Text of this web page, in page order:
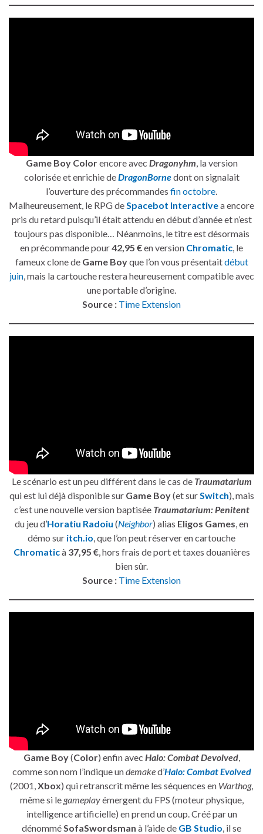
Game Boy Colorencore avec Dragonyhm , la version
colorisée et enrichie deDragonBornedont on signalait
l’ouverture des précommandes fin octobre
Malheureusement, le RPG de Spacebot Interactivea encore
pris du retard puisqu’il était attendu en début d’année et n’est
toujours pas disponible… Néanmoins, le titre est désormais
en précommande pour42,95 €en version Chromatic , le
fameux clone de Game Boyque l’on vous présentaitdébut
juin, mais la cartouche restera heureusement compatible avec
une portable d’origine.
Source : Time Extension
Le scénario est un peu différent dans le cas de Traumatarium
qui est lui déjà disponible sur Game Boy(et surSwitch), mais
c’est une nouvelle version baptisée Traumatarium: Penitent
du jeu d’Horatiu Radoiu (Neighbor) alias Eligos Games, en
démo sur itch.io, que l’on peut réserver en cartouche
Chromaticà 37,95 €, hors frais de port et taxes douanières
bien sûr.
Source : Time Extension
Game Boy(Color) enfin avec Halo: Combat Devolved,
comme son nom l’indique undemaked’Halo: Combat Evolved
(2001,Xbox) qui retranscrit même les séquences en Warthog,
même si le gameplayémergent du FPS (moteur physique,
intelligence artificielle) en prend un coup. Créé par un
dénomméSofaSwordsman à l’aide de GB Studio, il se